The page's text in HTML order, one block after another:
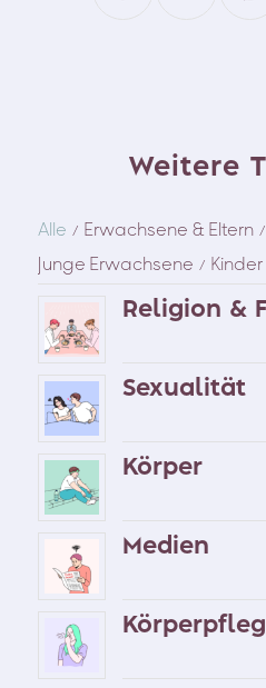
Weitere
Alle / Erwachsene & Eltern /
Junge Erwachsene / Kinder
Religion &
Sexualität
Körper
Medien